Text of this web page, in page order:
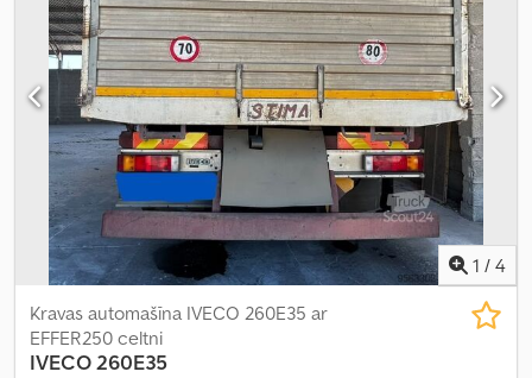
mm, Ražošanas gads:2023, Aprīkojums:gaisa kondicionēšana,
1 / 4
Kravas automašīna IVECO 260E35 ar
EFFER250 celtni
IVECO260E35